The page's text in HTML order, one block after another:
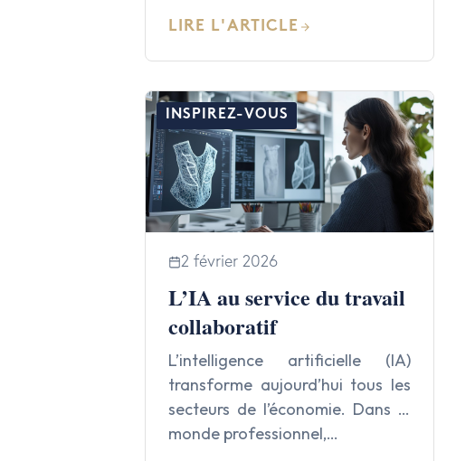
LIRE L'ARTICLE
INSPIREZ-VOUS
2 février 2026
L’IA au service du travail
collaboratif
L’intelligence artificielle (IA)
transforme aujourd’hui tous les
secteurs de l’économie. Dans le
monde professionnel,…